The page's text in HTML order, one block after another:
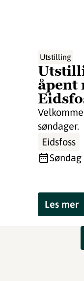
Utstilling
åpent
søndager.
Eidsfoss
Les mer